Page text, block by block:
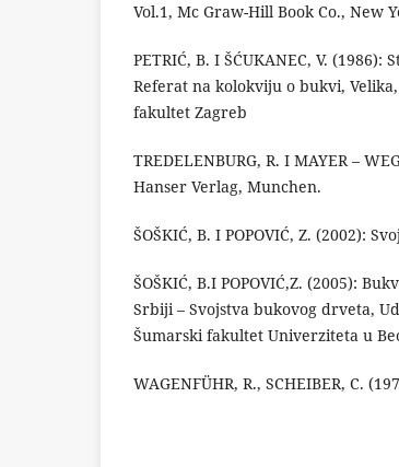
Vol.1, Mc Graw-Hill Book Co., New
PETRIĆ, B. I ŠĆUKANEC, V.
Referat na kolokviju o bukvi,
fakultet Zagreb
TREDELENBURG, R. I MAYER –
Hanser Verlag, Munchen.
ŠOŠKIĆ, B. I POPOVIĆ, Z. (2002):
ŠOŠKIĆ, B.I POPOVIĆ,Z. (2005):
Srbiji – Svojstva bukovog drveta,
Šumarski fakultet Univerziteta u
WAGENFÜHR, R., SCHEIBER, C.